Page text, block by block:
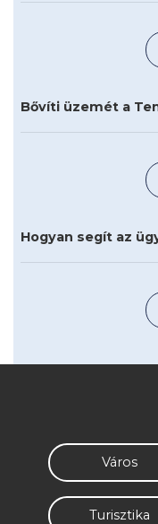
Bővíti üzemét a
Hogyan segít az
Város
Turisztika